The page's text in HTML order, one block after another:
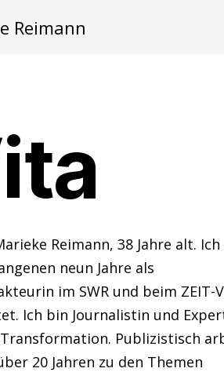
Reimann
Reimann, 38 Jahre alt.
neun Jahre als
im SWR und beim ZEIT-
Ich bin Journalistin und
Publizistisch
20 Jahren zu den Themen